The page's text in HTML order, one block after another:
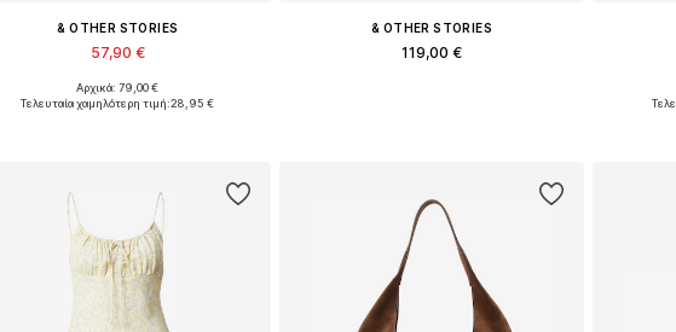
& OTHER STORIES
57,90 €
Διαθέσιμα μεγέθη: 36, 38, 40, 42, 44
Αρχικά: 79,00 €
Τελευταία χαμηλότερη τιμή:28,95 €
& OTHER STORIES
119,00 €